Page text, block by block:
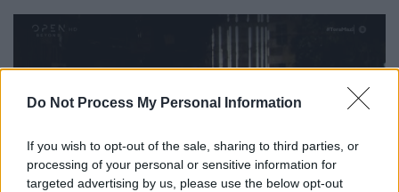
Do Not Process My Personal Information
If you wish to opt-out of the sale, sharing to third parties, or
processing of your personal or sensitive information for
targeted advertising by us, please use the below opt-out